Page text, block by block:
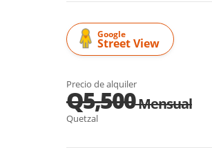
Google
Street View
Precio de alquiler
Q5,500Mensual
Quetzal